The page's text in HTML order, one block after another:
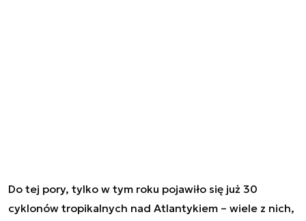
Do tej pory, tylko w tym roku pojawiło się już 30
cyklonów tropikalnych nad Atlantykiem – wiele z nich,